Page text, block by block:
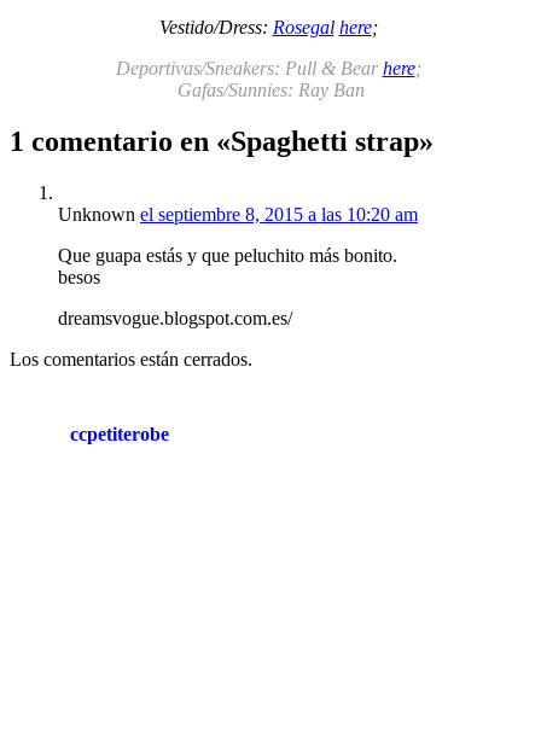
Vestido/Dress: Rosegal here;
Deportivas/Sneakers: Pull & Bear here;
Gafas/Sunnies: Ray Ban
1 comentario en «Spaghetti strap»
Unknown el septiembre 8, 2015 a las 10:20 am
Que guapa estás y que peluchito más bonito.
besos
dreamsvogue.blogspot.com.es/
Los comentarios están cerrados.
ccpetiterobe